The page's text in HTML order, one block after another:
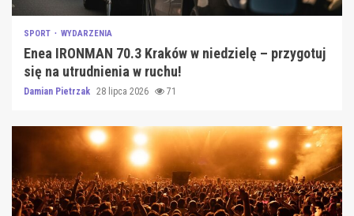
SPORT WYDARZENIA
Enea IRONMAN 70.3 Kraków w niedzielę – przygotuj
się na utrudnienia w ruchu!
Damian Pietrzak 28 lipca 2026 71